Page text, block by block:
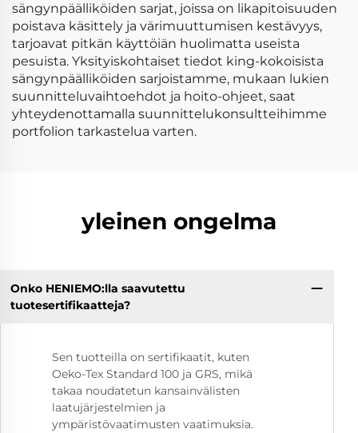
sängynpäälliköiden sarjat, joissa on likapitoisuuden
poistava käsittely ja värimuuttumisen kestävyys,
tarjoavat pitkän käyttöiän huolimatta useista
pesuista. Yksityiskohtaiset tiedot king-kokoisista
sängynpäälliköiden sarjoistamme, mukaan lukien
suunnitteluvaihtoehdot ja hoito-ohjeet, saat
yhteydenottamalla suunnittelukonsultteihimme
portfolion tarkastelua varten.
yleinen ongelma
Onko HENIEMO:lla saavutettu
tuotesertifikaatteja?
Sen tuotteilla on sertifikaatit, kuten
Oeko-Tex Standard 100 ja GRS, mikä
takaa noudatetun kansainvälisten
laatujärjestelmien ja
ympäristövaatimusten vaatimuksia.